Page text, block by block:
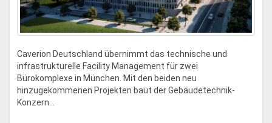
Caverion Deutschland übernimmt das technische und
infrastrukturelle Facility Management für zwei
Bürokomplexe in München. Mit den beiden neu
hinzugekommenen Projekten baut der Gebäudetechnik-
Konzern...